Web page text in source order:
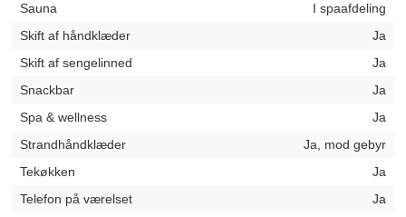
Sauna
I spaafdeling
Skift af håndklæder
Ja
Skift af sengelinned
Ja
Snackbar
Ja
Spa & wellness
Ja
Strandhåndklæder
Ja, mod gebyr
Tekøkken
Ja
Telefon på værelset
Ja